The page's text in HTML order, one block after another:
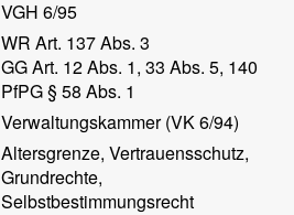
VGH 6/95
WR Art. 137 Abs. 3
GG Art. 12 Abs. 1, 33 Abs. 5, 140
PfPG § 58 Abs. 1
Verwaltungskammer (VK 6/94)
Altersgrenze, Vertrauensschutz,
Grundrechte,
Selbstbestimmungsrecht